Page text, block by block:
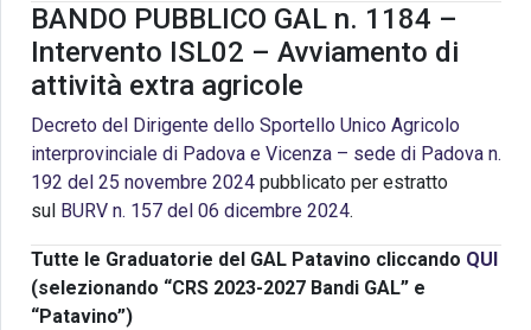
BANDO PUBBLICO GAL n. 1184 –
Intervento ISL02 – Avviamento di
attività extra agricole
Decreto del Dirigente dello Sportello Unico Agricolo
interprovinciale di Padova e Vicenza – sede di Padova n.
192 del 25 novembre 2024 pubblicato per estratto
sul BURV n. 157 del 06 dicembre 2024.
Tutte le Graduatorie del GAL Patavino cliccando QUI
(selezionando “CRS 2023-2027 Bandi GAL” e
“Patavino”)